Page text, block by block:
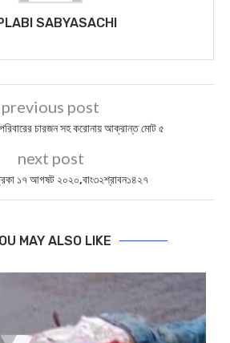
SABYASACHI
previous post
চারজন সহ করোনায় আক্রান্ত মোট ৫
next post
১৭ আগষট ২০২০,বাং৩২শ্রাবন১৪২৭
MAY ALSO LIKE